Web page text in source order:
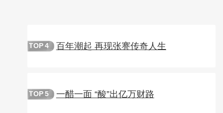
TOP 4 百年潮起 再现张謇传奇人生
TOP 5 一醋一面 “酸”出亿万财路